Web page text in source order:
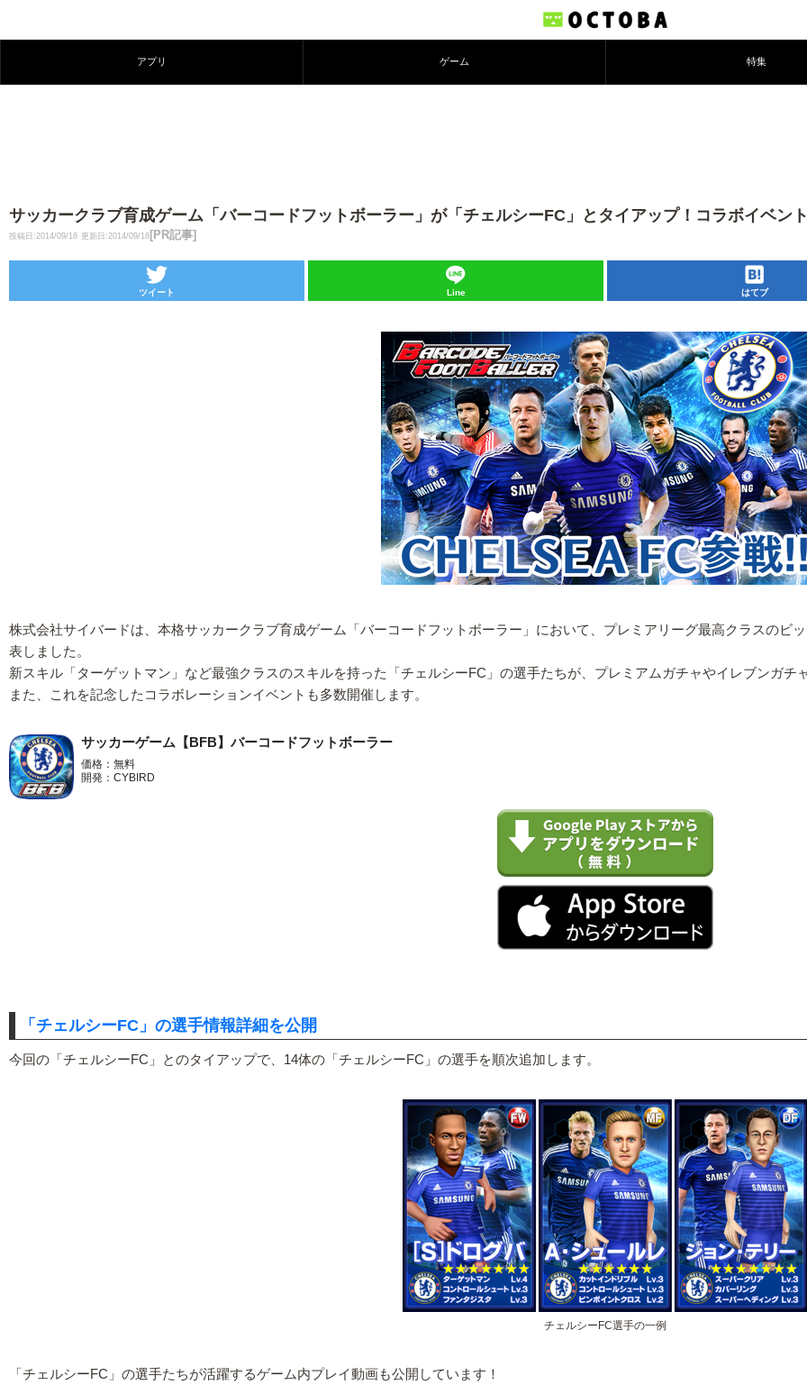
アプリ ゲーム 特集
サッカークラブ育成ゲーム「バーコードフットボーラー」が「チェルシーFC」とタイアップ！コラボイベン
投稿日:2014/09/18 更新日:2014/09/18 [PR記事]
ツイート Line はてブ
株式会社サイバードは、本格サッカークラブ育成ゲーム「バーコードフットボーラー」において、プレミアリーグ最高クラスのビ
表しました。
新スキル「ターゲットマン」など最強クラスのスキルを持った「チェルシーFC」の選手たちが、プレミアムガチャやイレブンガチ
また、これを記念したコラボレーションイベントも多数開催します。
サッカーゲーム【BFB】バーコードフットボーラー
価格：無料
開発：CYBIRD
「チェルシーFC」の選手情報詳細を公開
今回の「チェルシーFC」とのタイアップで、14体の「チェルシーFC」の選手を順次追加します。
チェルシーFC選手の一例
「チェルシーFC」の選手たちが活躍するゲーム内プレイ動画も公開しています！